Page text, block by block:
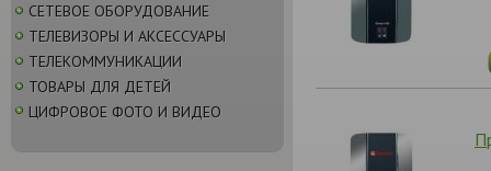
СЕТЕВОЕ ОБОРУДОВАНИЕ
ТЕЛЕВИЗОРЫ И АКСЕССУАРЫ
ТЕЛЕКОММУНИКАЦИИ
ТОВАРЫ ДЛЯ ДЕТЕЙ
ЦИФРОВОЕ ФОТО И ВИДЕО